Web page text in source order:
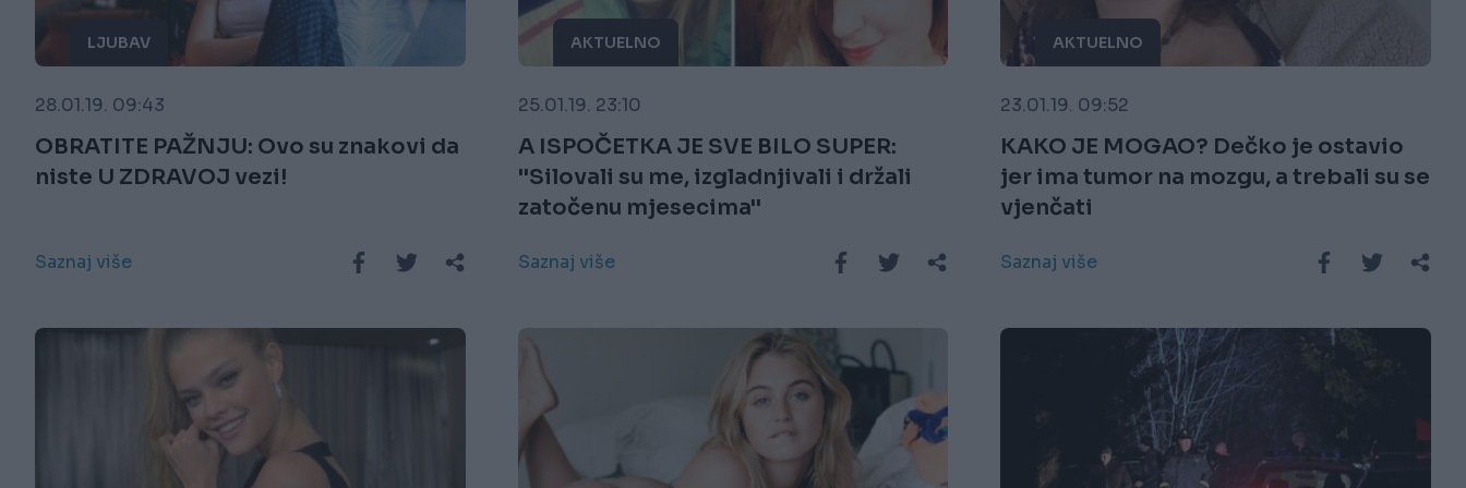
LJUBAV
28.01.19. 09:43
OBRATITE PAŽNJU: Ovo su znakovi da
niste U ZDRAVOJ vezi!
Saznaj više
AKTUELNO
25.01.19. 23:10
A ISPOČETKA JE SVE BILO SUPER:
''Silovali su me, izgladnjivali i držali
zatočenu mjesecima''
Saznaj više
AKTUELNO
23.01.19. 09:52
KAKO JE MOGAO? Dečko je ostavio
jer ima tumor na mozgu, a trebali su se
vjenčati
Saznaj više